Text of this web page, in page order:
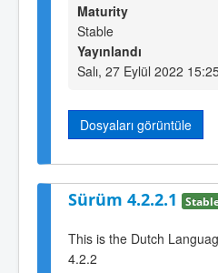
Maturity
Stable
Yayınlandı
Salı, 27 Eylül 2022
Dosyaları görüntüle
Sürüm 4.2.2.1
This is the Dutch
4.2.2